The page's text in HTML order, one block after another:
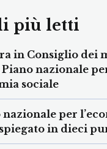
più letti
in Consiglio dei
Piano nazionale
sociale
per
in dieci